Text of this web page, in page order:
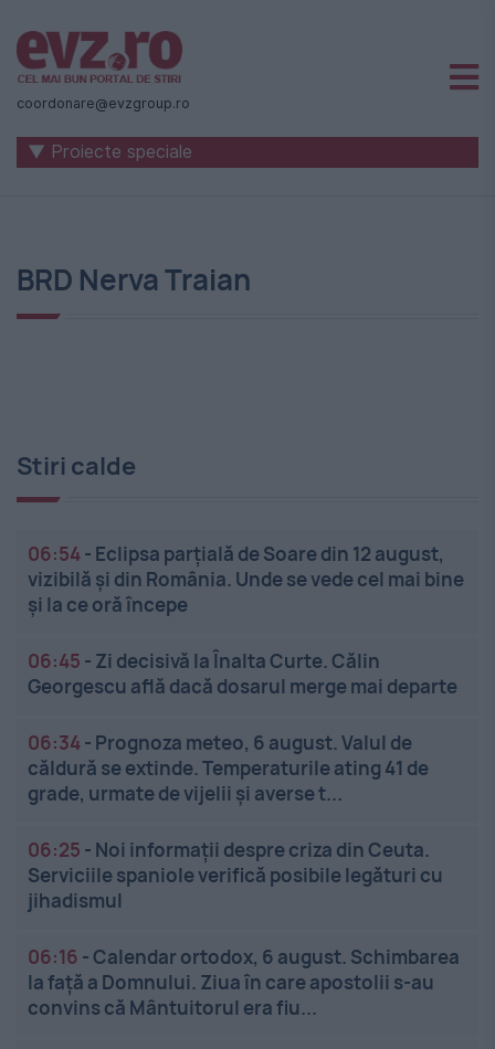
Știri
naționale
internaționale
-
Evenimentul
coordonare@evzgroup.ro
▼ Proiecte speciale
BRD Nerva Traian
Stiri calde
06:54- Eclipsa parțială de Soare din 12 august,
vizibilă și din România. Unde se vede cel mai bine
și la ce oră începe
06:45 - Zi decisivă la Înalta Curte. Călin
Georgescu află dacă dosarul merge mai departe
06:34- Prognoza meteo, 6 august. Valul de
căldură se extinde. Temperaturile ating 41 de
grade, urmate de vijelii și averse t...
06:25 - Noi informații despre criza din Ceuta.
Serviciile spaniole verifică posibile legături cu
jihadismul
06:16 -Calendar ortodox, 6 august. Schimbarea
la față a Domnului. Ziua în care apostolii s-au
convins că Mântuitorul era fiu...